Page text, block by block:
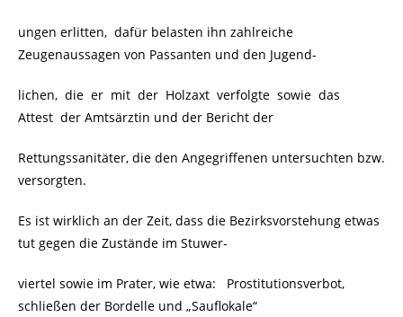
ungen erlitten, dafür belasten ihn zahlreiche
Zeugenaussagen von Passanten und den Jugend-
lichen, die er mit der Holzaxt verfolgte sowie das
Attest der Amtsärztin und der Bericht der
Rettungssanitäter, die den Angegriffenen untersuchten bzw.
versorgten.
Es ist wirklich an der Zeit, dass die Bezirksvorstehung etwas
tut gegen die Zustände im Stuwer-
viertel sowie im Prater, wie etwa: Prostitutionsverbot,
schließen der Bordelle und „Sauflokale“